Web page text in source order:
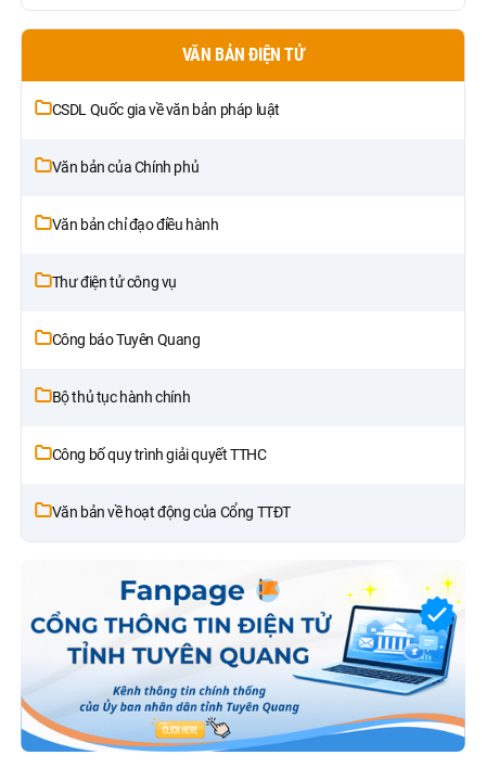
VĂN BẢN ĐIỆN TỬ
CSDL Quốc gia về văn bản pháp luật
Văn bản của Chính phủ
Văn bản chỉ đạo điều hành
Thư điện tử công vụ
Công báo Tuyên Quang
Bộ thủ tục hành chính
Công bố quy trình giải quyết TTHC
Văn bản về hoạt động của Cổng TTĐT